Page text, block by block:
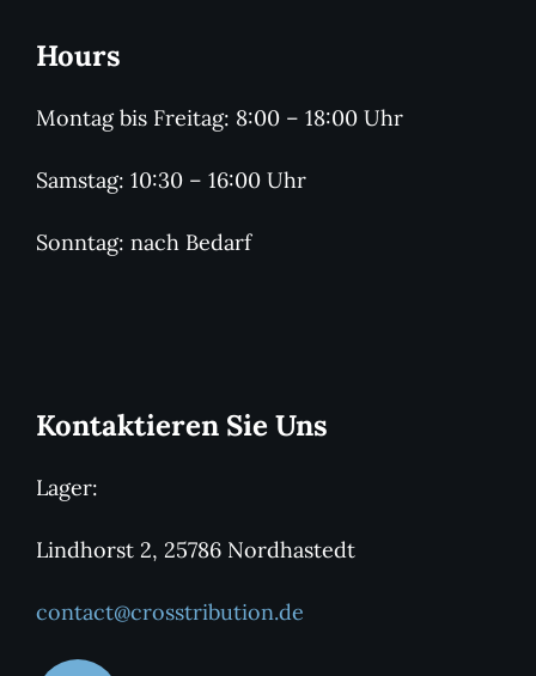
Hours
Montag bis Freitag: 8:00 – 18:00 Uhr
Samstag: 10:30 – 16:00 Uhr
Sonntag: nach Bedarf
Kontaktieren Sie Uns
Lager:
Lindhorst 2, 25786 Nordhastedt
contact@crosstribution.de